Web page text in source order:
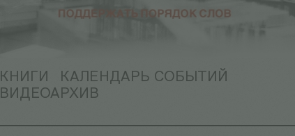
КНИГИ
КАЛЕНДАРЬ СОБЫТИЙ
ВИДЕОАРХИВ